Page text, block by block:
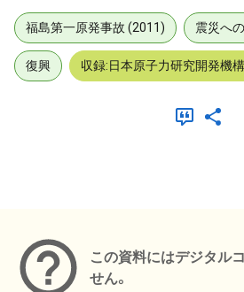
福島第一原発事故 (2011) 震災へ
復興 収録:日本原子力研究開発機
この資料にはデジタル
せん。